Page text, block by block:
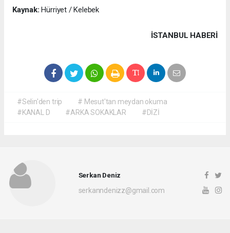
Kaynak: Hürriyet / Kelebek
İSTANBUL HABERİ
#Selin'den trip
# Mesut'tan meydan okuma
#KANAL D
#ARKA SOKAKLAR #DİZİ
Serkan Deniz
serkanndenizz@gmail.com